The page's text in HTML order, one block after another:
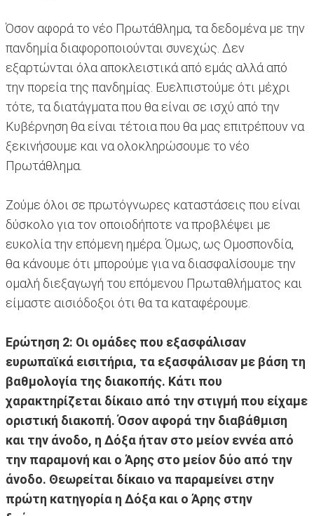
Όσον αφορά το νέο Πρωτάθλημα, τα δεδομένα με την
πανδημία διαφοροποιούνται συνεχώς. Δεν
εξαρτώνται όλα αποκλειστικά από εμάς αλλά από
την πορεία της πανδημίας. Ευελπιστούμε ότι μέχρι
τότε, τα διατάγματα που θα είναι σε ισχύ από την
Κυβέρνηση θα είναι τέτοια που θα μας επιτρέπουν να
ξεκινήσουμε και να ολοκληρώσουμε το νέο
Πρωτάθλημα.
Ζούμε όλοι σε πρωτόγνωρες καταστάσεις που είναι
δύσκολο για τον οποιοδήποτε να προβλέψει με
ευκολία την επόμενη ημέρα. Όμως, ως Ομοσπονδία,
θα κάνουμε ότι μπορούμε για να διασφαλίσουμε την
ομαλή διεξαγωγή του επόμενου Πρωταθλήματος και
είμαστε αισιόδοξοι ότι θα τα καταφέρουμε.
Ερώτηση 2: Οι ομάδες που εξασφάλισαν
ευρωπαϊκά εισιτήρια, τα εξασφάλισαν με βάση τη
βαθμολογία της διακοπής. Κάτι που
χαρακτηρίζεται δίκαιο από την στιγμή που είχαμε
οριστική διακοπή. Όσον αφορά την διαβάθμιση
και την άνοδο, η Δόξα ήταν στο μείον εννέα από
την παραμονή και ο Άρης στο μείον δύο από την
άνοδο. Θεωρείται δίκαιο να παραμείνει στην
πρώτη κατηγορία η Δόξα και ο Άρης στην